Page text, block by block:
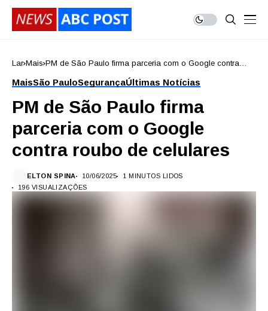
Lar Mais PM de São Paulo firma parceria com o Google contra
MaisSão PauloSegurançaÚltimas Notícias
PM de São Paulo firma
parceria com o Google
contra roubo de celulares
ELTON SPINA 10/06/2025
1 MINUTOS LIDOS
196 VISUALIZAÇÕES